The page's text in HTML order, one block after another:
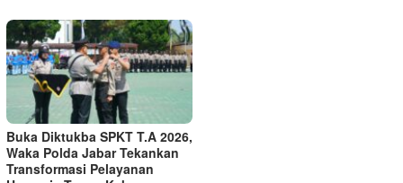
Buka Diktukba SPKT T.A 2026,
Waka Polda Jabar Tekankan
Transformasi Pelayanan